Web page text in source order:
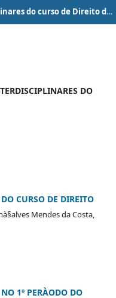
Anais de Atividades Interdisciplinares do curso de Direito da Universidade Evangélica de Goiás - UniEVANGÉLICA
DO
CURSO DE DIREITO
Mendes da Costa,
1º PERÀODO DO